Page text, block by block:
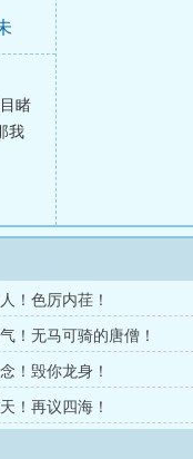
睹
我
！色厉内荏！
！无马可骑的唐僧！
！毁你龙身！
！再议四海！